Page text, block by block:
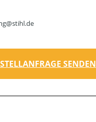
SENDEN